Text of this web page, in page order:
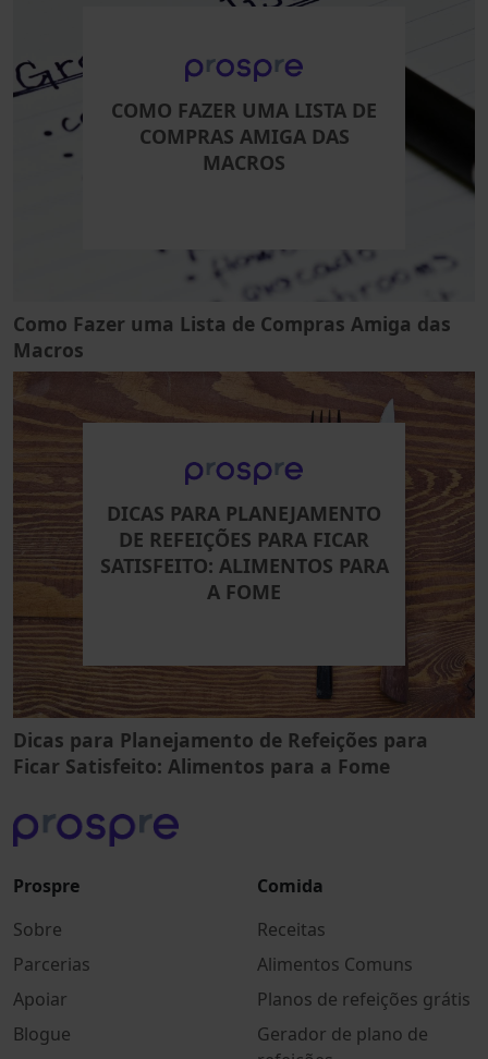
COMO FAZER UMA LISTA DE
COMPRAS AMIGA DAS
MACROS
Como Fazer uma Lista de Compras Amiga das
Macros
DICAS PARA PLANEJAMENTO
DE REFEIÇÕES PARA FICAR
SATISFEITO: ALIMENTOS PARA
A FOME
Dicas para Planejamento de Refeições para
Ficar Satisfeito: Alimentos para a Fome
Prospre
Sobre
Parcerias
Apoiar
Blogue
Comida
Receitas
Alimentos Comuns
Planos de refeições grátis
Gerador de plano de